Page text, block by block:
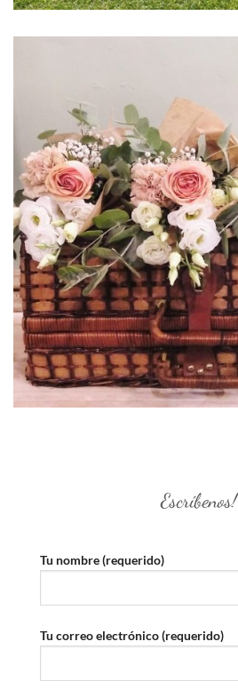
Escríbenos!
Tu nombre (requerido)
Tu correo electrónico (requerido)